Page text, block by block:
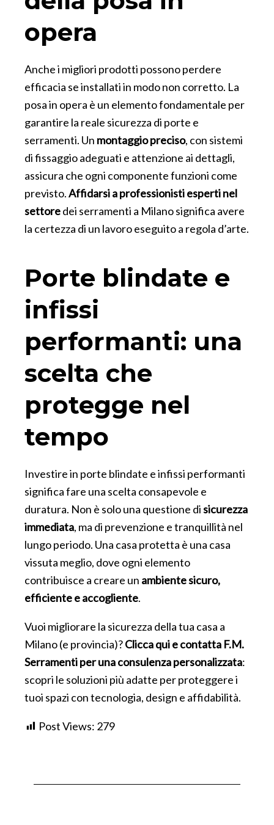
opera
Anche i migliori prodotti possono perdere
efficacia se installati in modo non corretto. La
posa in opera è un elemento fondamentale per
garantire la reale sicurezza di porte e
serramenti. Un montaggio preciso, con sistemi
di fissaggio adeguati e attenzione ai dettagli,
assicura che ogni componente funzioni come
previsto.Affidarsi a professionisti esperti nel
settoredei serramenti a Milano significa avere
la certezza di un lavoro eseguito a regola d’arte.
Porte blindate e
infissi
performanti: una
scelta che
protegge nel
tempo
Investire in porte blindate e infissi performanti
significa fare una scelta consapevole e
duratura. Non è solo una questione disicurezza
immediata, ma di prevenzione e tranquillità nel
lungo periodo. Una casa protetta è una casa
vissuta meglio, dove ogni elemento
contribuisce a creare un ambiente sicuro,
efficiente e accogliente.
Vuoi migliorare la sicurezza della tua casa a
Milano (e provincia)?Clicca qui e contatta F.M.
Serramenti per una consulenza personalizzata:
scopri le soluzioni più adatte per proteggere i
tuoi spazi con tecnologia, design e affidabilità.
Post Views: 279